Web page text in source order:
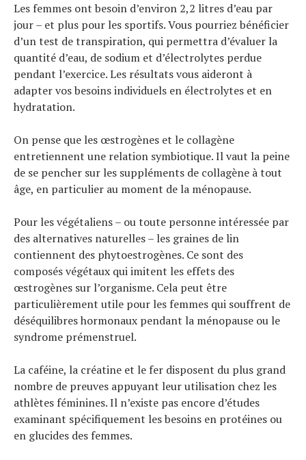
Les femmes ont besoin d’environ 2,2 litres d’eau par
jour – et plus pour les sportifs. Vous pourriez bénéficier
d’un test de transpiration, qui permettra d’évaluer la
quantité d’eau, de sodium et d’électrolytes perdue
pendant l’exercice. Les résultats vous aideront à
adapter vos besoins individuels en électrolytes et en
hydratation.
On pense que les œstrogènes et le collagène
entretiennent une relation symbiotique. Il vaut la peine
de se pencher sur les suppléments de collagène à tout
âge, en particulier au moment de la ménopause.
Pour les végétaliens – ou toute personne intéressée par
des alternatives naturelles – les graines de lin
contiennent des phytoestrogènes. Ce sont des
composés végétaux qui imitent les effets des
œstrogènes sur l’organisme. Cela peut être
particulièrement utile pour les femmes qui souffrent de
déséquilibres hormonaux pendant la ménopause ou le
syndrome prémenstruel.
La caféine, la créatine et le fer disposent du plus grand
nombre de preuves appuyant leur utilisation chez les
athlètes féminines. Il n’existe pas encore d’études
examinant spécifiquement les besoins en protéines ou
en glucides des femmes.